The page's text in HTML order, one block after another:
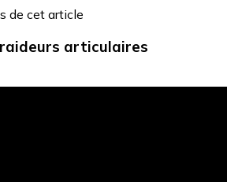
de cet article
articulaires